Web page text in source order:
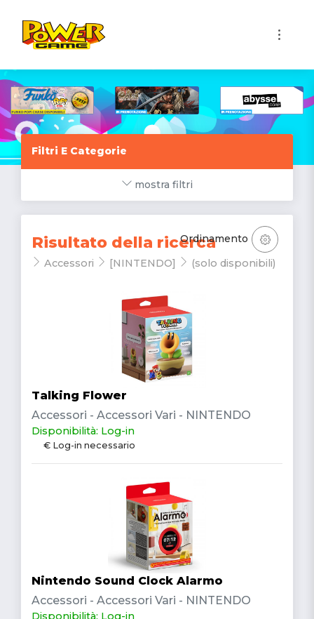
Filtri E Categorie
mostra filtri
Risultato della ricerca
Accessori [NINTENDO] (solo disponibili)
Ordinamento
Talking Flower
Accessori - Accessori Vari - NINTENDO
Disponibilità: Log-in
€ Log-in necessario
Nintendo Sound Clock Alarmo
Accessori - Accessori Vari - NINTENDO
Disponibilità: Log-in